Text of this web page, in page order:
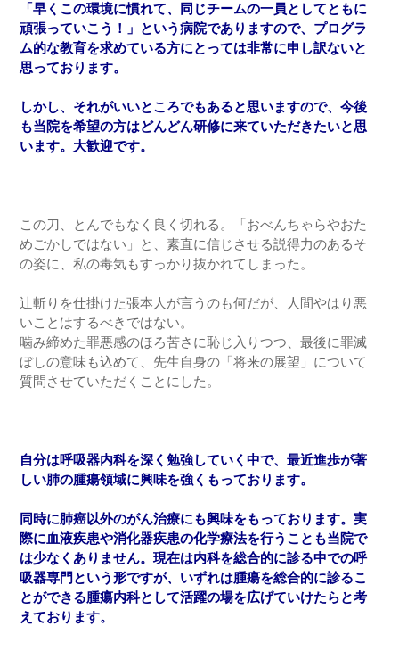
「早くこの環境に慣れて、同じチームの一員としてともに
頑張っていこう！」という病院でありますので、プログラ
ム的な教育を求めている方にとっては非常に申し訳ないと
思っております。
しかし、それがいいところでもあると思いますので、今後
も当院を希望の方はどんどん研修に来ていただきたいと思
います。大歓迎です。
この刀、とんでもなく良く切れる。「おべんちゃらやおた
めごかしではない」と、素直に信じさせる説得力のあるそ
の姿に、私の毒気もすっかり抜かれてしまった。
辻斬りを仕掛けた張本人が言うのも何だが、人間やはり悪
いことはするべきではない。
噛み締めた罪悪感のほろ苦さに恥じ入りつつ、最後に罪滅
ぼしの意味も込めて、先生自身の「将来の展望」について
質問させていただくことにした。
自分は呼吸器内科を深く勉強していく中で、最近進歩が著
しい肺の腫瘍領域に興味を強くもっております。
同時に肺癌以外のがん治療にも興味をもっております。実
際に血液疾患や消化器疾患の化学療法を行うことも当院で
は少なくありません。現在は内科を総合的に診る中での呼
吸器専門という形ですが、いずれは腫瘍を総合的に診るこ
とができる腫瘍内科として活躍の場を広げていけたらと考
えております。